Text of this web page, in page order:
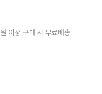
이상 구매 시 무료배송